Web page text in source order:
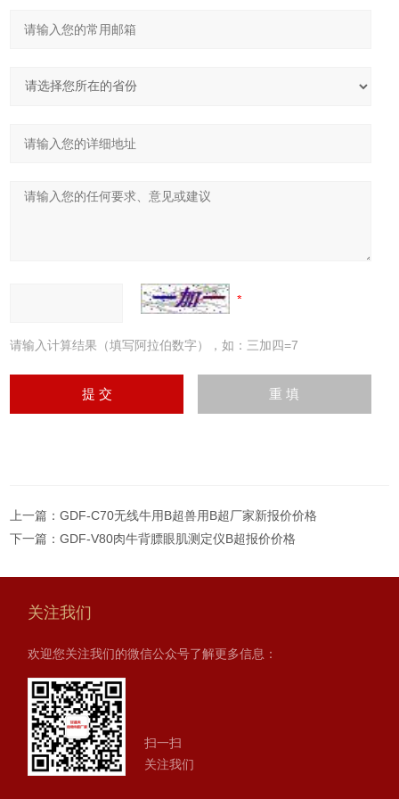
请输入计算结果（填写阿拉伯数字），如：三加四=7
上一篇：GDF-C70无线牛用B超兽用B超厂家新报价价格
下一篇：GDF-V80肉牛背膘眼肌测定仪B超报价价格
关注我们
欢迎您关注我们的微信公众号了解更多信息：
扫一扫
关注我们